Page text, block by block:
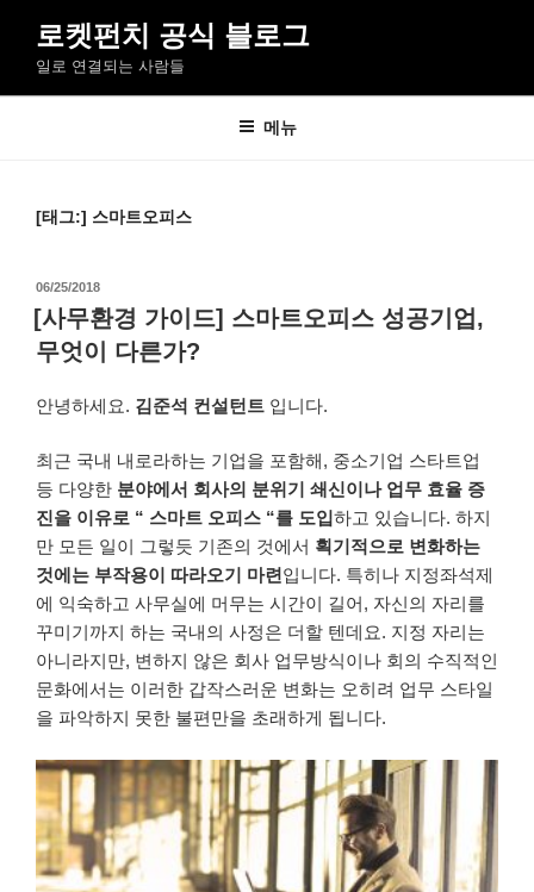
로
로켓펀치 공식 블로그
일로 연결되는 사람들
메뉴
[태그:] 스마트오피스
작
성
일
자
06/25/2018
[사무환경 가이드] 스마트오피스 성공기업,
무엇이 다른가?
안녕하세요. 김준석 컨설턴트 입니다.
최근 국내 내로라하는 기업을 포함해, 중소기업 스타트업
등 다양한 분야에서 회사의 분위기 쇄신이나 업무 효율 증
진을 이유로 “ 스마트 오피스 “를 도입하고 있습니다. 하지
만 모든 일이 그렇듯 기존의 것에서 획기적으로 변화하는
것에는 부작용이 따라오기 마련입니다. 특히나 지정좌석제
에 익숙하고 사무실에 머무는 시간이 길어, 자신의 자리를
꾸미기까지 하는 국내의 사정은 더할 텐데요. 지정 자리는
아니라지만, 변하지 않은 회사 업무방식이나 회의 수직적인
문화에서는 이러한 갑작스러운 변화는 오히려 업무 스타일
을 파악하지 못한 불편만을 초래하게 됩니다.